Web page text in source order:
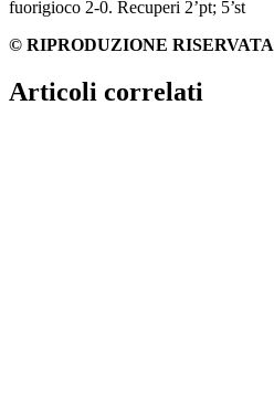
fuorigioco 2-0. Recuperi 2’pt; 5’st
© RIPRODUZIONE RISERVATA
Articoli correlati